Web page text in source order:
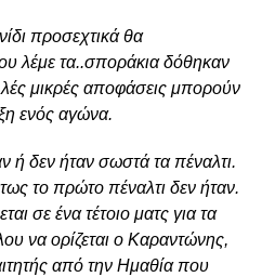
προσεχτικά θα
λέμε τα..σποράκια δόθηκαν
μικρές αποφάσεις μπορούν
ενός αγώνα.
ή δεν ήταν σωστά τα πέναλτι.
το πρώτο πέναλτι δεν ήταν.
σε ένα τέτοιο ματς για τα
να ορίζεται ο Καραντώνης,
από την Ημαθία που